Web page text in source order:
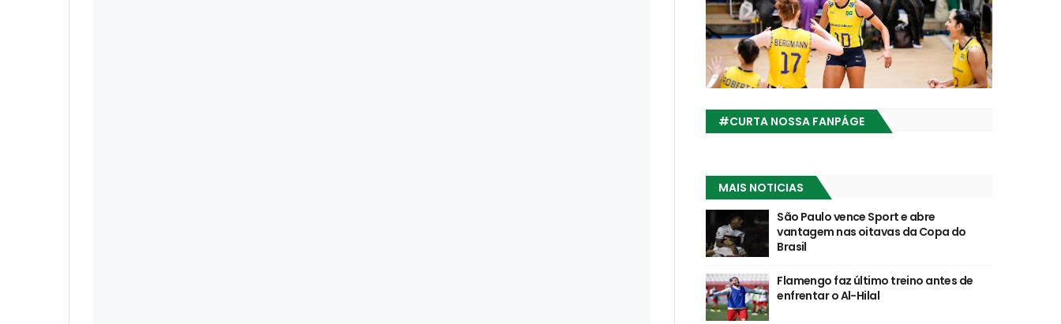
#CURTA NOSSA FANPÁGE
MAIS NOTICIAS
São Paulo vence Sport e abre
vantagem nas oitavas da Copa do
Brasil
Flamengo faz último treino antes de
enfrentar o Al-Hilal